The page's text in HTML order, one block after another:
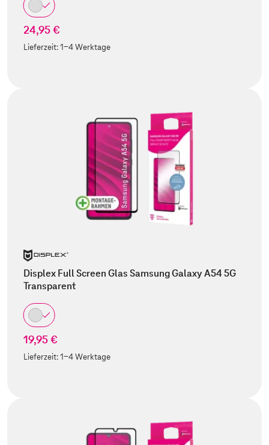
24,95 €
Lieferzeit:1-4 Werktage
Displex Full Screen Glas Samsung Galaxy A54 5G
Transparent
19,95 €
Lieferzeit:1-4 Werktage